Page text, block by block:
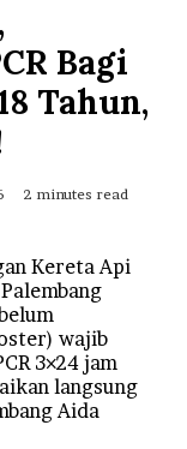
Bagi
Tahun,
2 minutes read
Kereta Api
wajib
3×24 jam
langsung
Aida